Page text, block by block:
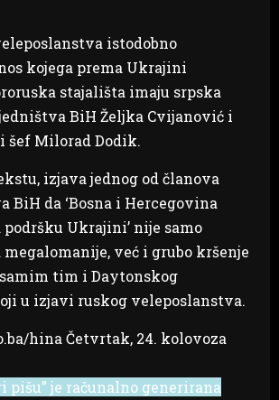
istodobno
kojega prema Ukrajini
stajališta imaju srpska
BiH Željka Cvijanović i
šef Milorad Dodik.
izjava jednog od članova
BiH da ‘Bosna i Hercegovina
Ukrajini’ nije samo
već i grubo kršenje
tim i Daytonskog
u izjavi ruskog veleposlanstva.
hinaČetvrtak, 24. kolovoza
pišu” je računalno generirana